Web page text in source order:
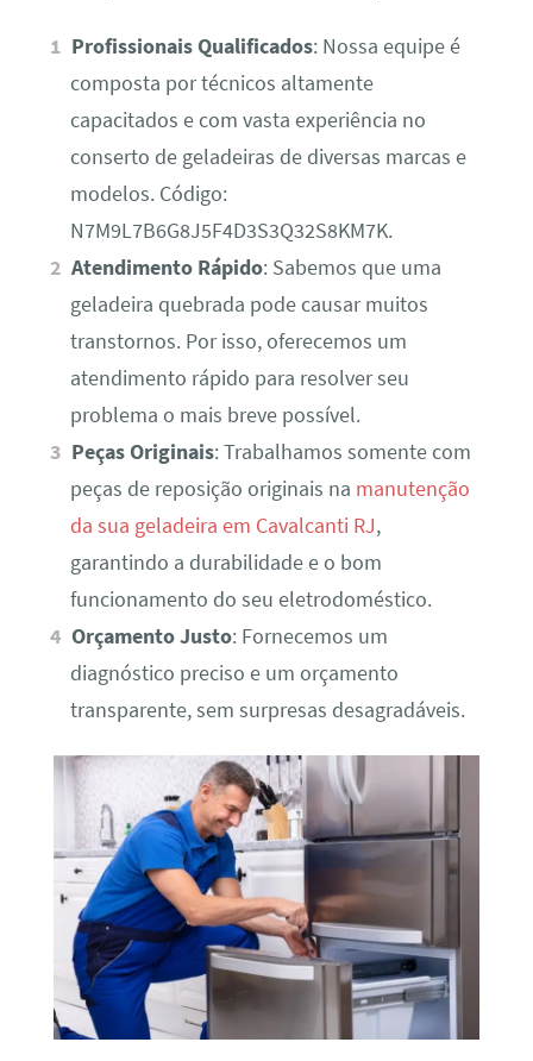
Profissionais Qualificados: Nossa equipe é
composta por técnicos altamente
capacitados e com vasta experiência no
conserto de geladeiras de diversas marcas e
modelos. Código:
N7M9L7B6G8J5F4D3S3Q32S8KM7K.
Atendimento Rápido: Sabemos que uma
geladeira quebrada pode causar muitos
transtornos. Por isso, oferecemos um
atendimento rápido para resolver seu
problema o mais breve possível.
Peças Originais: Trabalhamos somente com
peças de reposição originais na manutenção
da sua geladeira em Cavalcanti RJ,
garantindo a durabilidade e o bom
funcionamento do seu eletrodoméstico.
Orçamento Justo: Fornecemos um
diagnóstico preciso e um orçamento
transparente, sem surpresas desagradáveis.